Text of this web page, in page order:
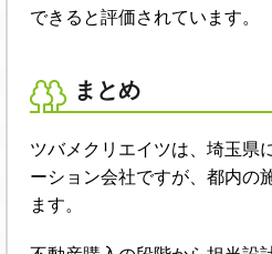
できると評価されています。
まとめ
ツバメクリエイツは、埼玉県
ーション会社ですが、都内の
ます。